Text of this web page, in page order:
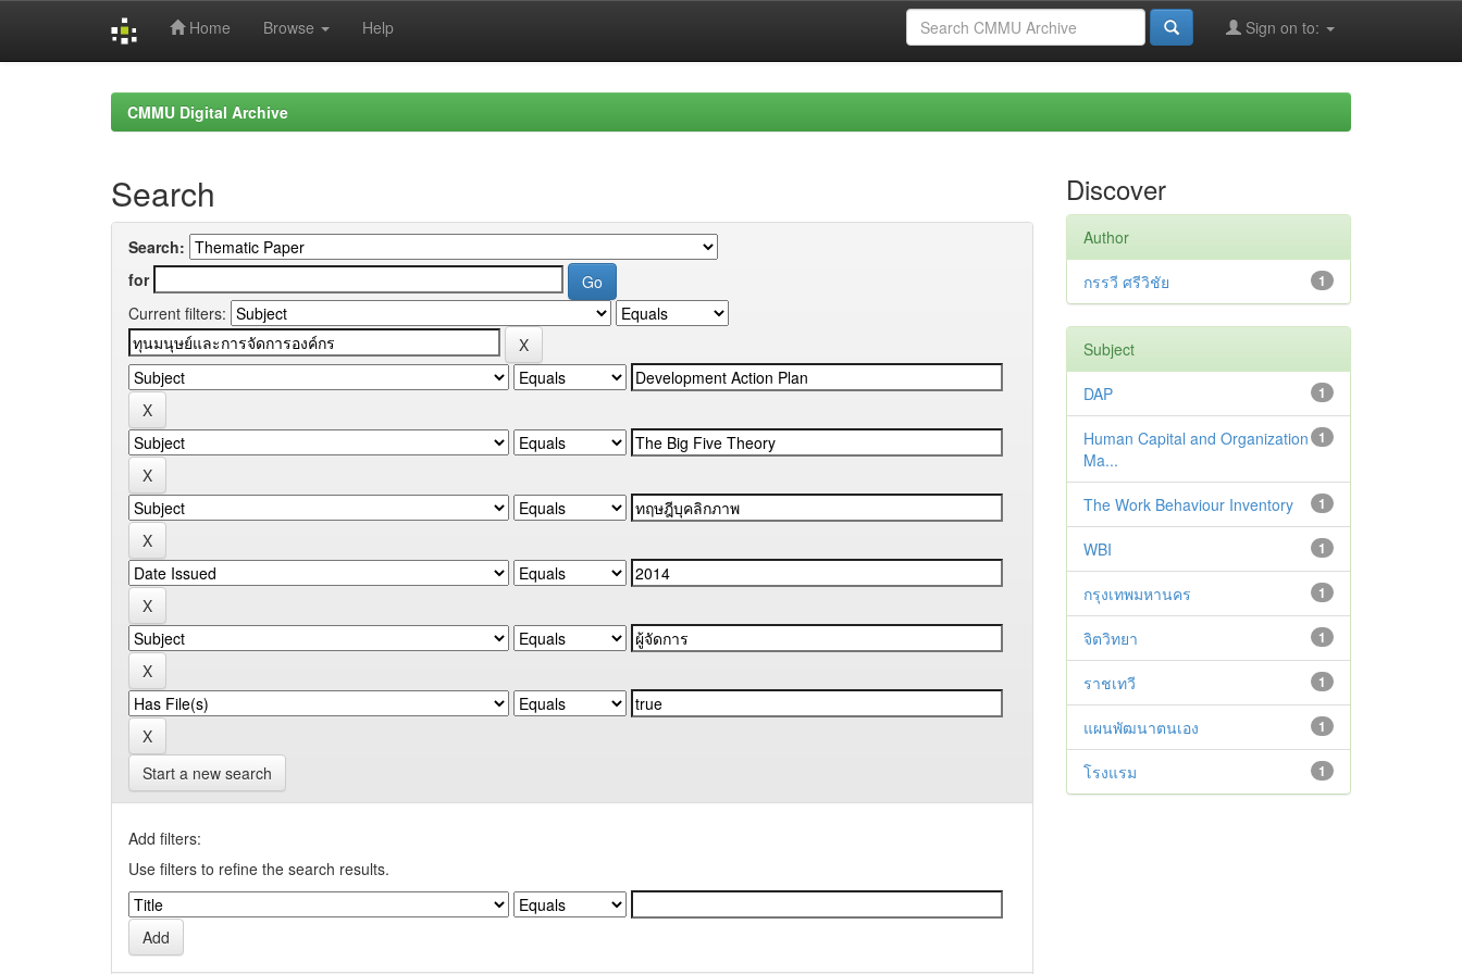
Home Browse Help Sign on to:
CMMU Digital Archive
Search
Search:
for
Current filters:
Start a new search
Add filters:
Use filters to refine the search results.
Discover
Author
1
กรรวี ศรีวิชัย
Subject
1
DAP
1
Human Capital and Organization
Ma...
1
The Work Behaviour Inventory
1
WBI
1
กรุงเทพมหานคร
1
จิตวิทยา
1
ราชเทวี
1
แผนพัฒนาตนเอง
1
โรงแรม